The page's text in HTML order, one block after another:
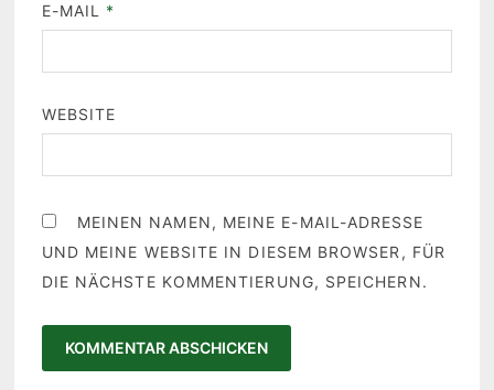
E-MAIL *
WEBSITE
MEINEN NAMEN, MEINE E-MAIL-ADRESSE
UND MEINE WEBSITE IN DIESEM BROWSER, FÜR
DIE NÄCHSTE KOMMENTIERUNG, SPEICHERN.